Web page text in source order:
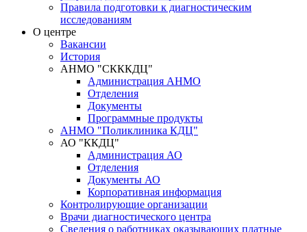
Правила подготовки к диагностическим
исследованиям
О центре
Вакансии
История
АНМО "СКККДЦ"
Администрация АНМО
Отделения
Документы
Программные продукты
АНМО "Поликлиника КДЦ"
АО "ККДЦ"
Администрация АО
Отделения
Документы АО
Корпоративная информация
Контролирующие организации
Врачи диагностического центра
Сведения о работниках оказывающих платные